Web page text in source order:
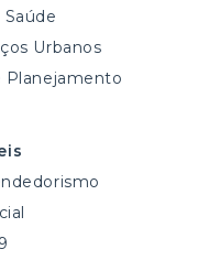
Urbanos
Planejamento